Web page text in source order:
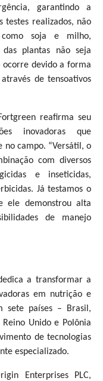
garantindo a
testes realizados, não
como soja e milho,
das plantas não seja
devido a forma
de tensoativos
reafirma seu
inovadoras que
no campo. “Versátil, o
com diversos
e inseticidas,
Já testamos o
ele demonstrou alta
de manejo
a transformar a
em nutrição e
sete países – Brasil,
Unido e Polônia
de tecnologias
especializado.
Enterprises PLC,